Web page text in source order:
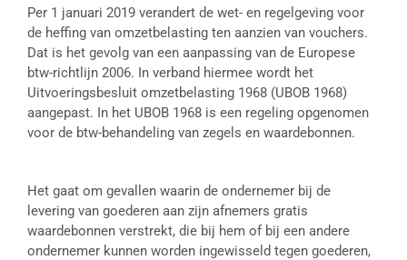
Per 1 januari 2019 verandert de wet- en regelgeving voor
de heffing van omzetbelasting ten aanzien van vouchers.
Dat is het gevolg van een aanpassing van de Europese
btw-richtlijn 2006. In verband hiermee wordt het
Uitvoeringsbesluit omzetbelasting 1968 (UBOB 1968)
aangepast. In het UBOB 1968 is een regeling opgenomen
voor de btw-behandeling van zegels en waardebonnen.
Het gaat om gevallen waarin de ondernemer bij de
levering van goederen aan zijn afnemers gratis
waardebonnen verstrekt, die bij hem of bij een andere
ondernemer kunnen worden ingewisseld tegen goederen,